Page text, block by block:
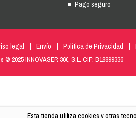
Esta tienda utiliza cookies y otras
Pago seguro
legal Envío Política de Privacidad
2025 INNOVASER 360, S.L. CIF: B18899336